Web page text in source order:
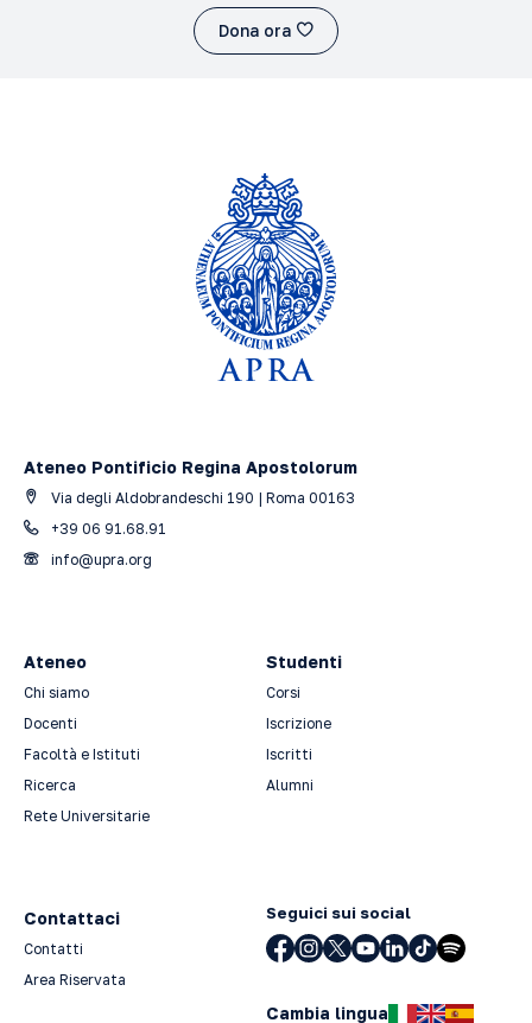
Dona ora
Ateneo Pontificio Regina Apostolorum
Via degli Aldobrandeschi 190 | Roma 00163
+39 06 91.68.91
info@upra.org
Ateneo
Chi siamo
Docenti
Facoltà e Istituti
Ricerca
Rete Universitarie
Studenti
Corsi
Iscrizione
Iscritti
Alumni
Contattaci
Contatti
Area Riservata
Seguici sui social
Cambia lingua